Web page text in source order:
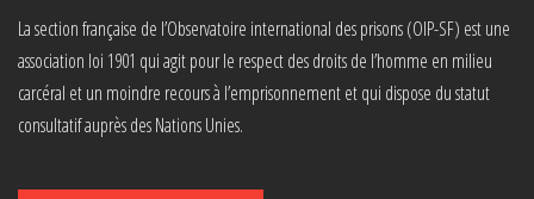
La section française de l’Observatoire international des prisons (OIP-SF) est une
association loi 1901 qui agit pour le respect des droits de l’homme en milieu
carcéral et un moindre recours à l’emprisonnement et qui dispose du statut
consultatif auprès des Nations Unies.